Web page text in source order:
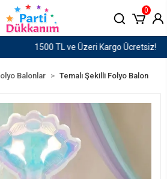
ve Üzeri Kargo Ücretsiz!
0
Balonlar Temalı Şekilli Folyo Balon